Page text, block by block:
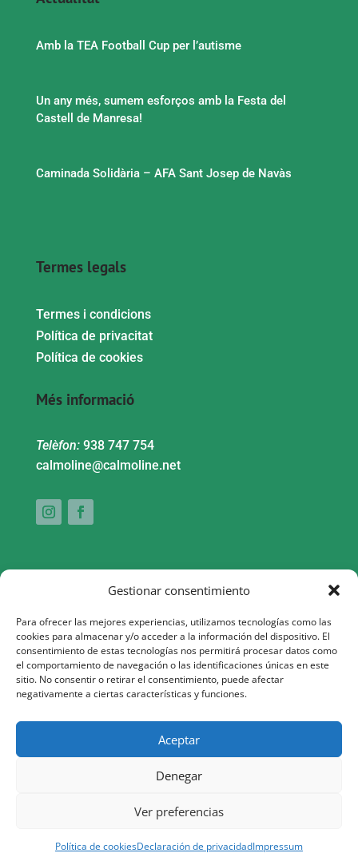
Gestionar consentimiento
Para ofrecer las mejores experiencias, utilizamos tecnologías como las
cookies para almacenar y/o acceder a la información del dispositivo. El
consentimiento de estas tecnologías nos permitirá procesar datos como
el comportamiento de navegación o las identificaciones únicas en este
sitio. No consentir o retirar el consentimiento, puede afectar
negativamente a ciertas características y funciones.
Aceptar
Denegar
Ver preferencias
Política de cookiesDeclaración de privacidadImpressum
Amb la TEA Football Cup per l’autisme
Un any més, sumem esforços amb la Festa del
Castell de Manresa!
Caminada Solidària – AFA Sant Josep de Navàs
Termes legals
Termes i condicions
Política de privacitat
Política de cookies
Més informació
Telèfon:938 747 754
calmoline@calmoline.net
Aquesta actuació està impulsada i subvencionada pel Servei
Públic d’Ocupació de Catalunya i finançada al 100% pel Fons
Social Europeu com a part de la resposta de la Unió Europea